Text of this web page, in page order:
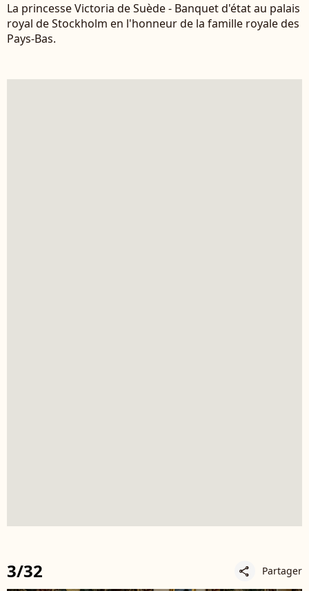
La princesse Victoria de Suède - Banquet d'état au palais
royal de Stockholm en l'honneur de la famille royale des
Pays-Bas.
3/32 share Partager